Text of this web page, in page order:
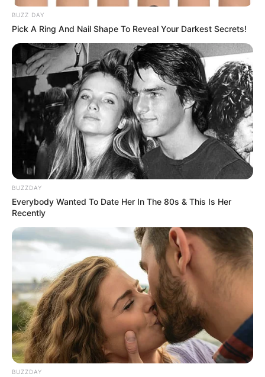
BUZZ DAY
Pick A Ring And Nail Shape To Reveal Your Darkest Secrets!
BUZZDAY
Everybody Wanted To Date Her In The 80s & This Is Her
Recently
BUZZDAY